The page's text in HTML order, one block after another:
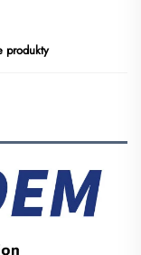
produkty